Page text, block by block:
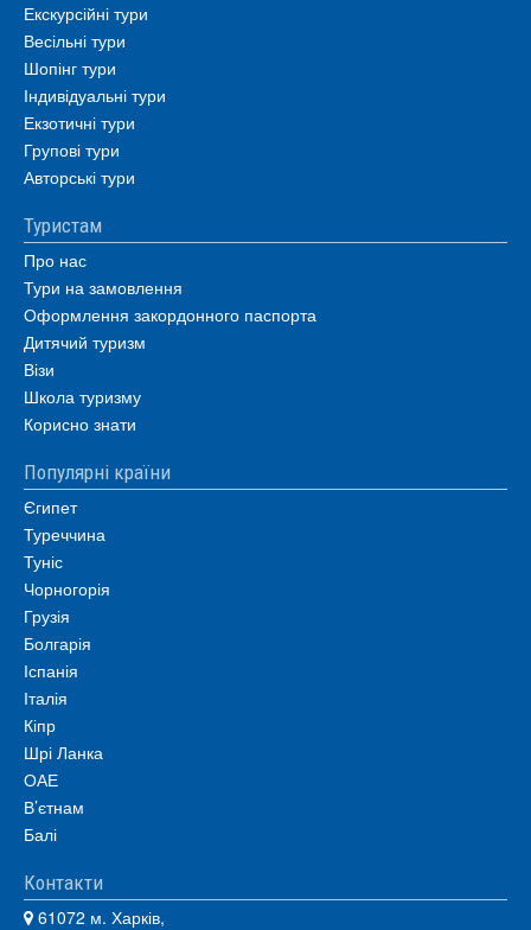
Екскурсійні тури
Весільні тури
Шопінг тури
Індивідуальні тури
Екзотичні тури
Групові тури
Авторські тури
Туристам
Про нас
Тури на замовлення
Оформлення закордонного паспорта
Дитячий туризм
Візи
Школа туризму
Корисно знати
Популярні країни
Єгипет
Туреччина
Туніс
Чорногорія
Грузія
Болгарія
Іспанія
Італія
Кіпр
Шрі Ланка
ОАЕ
В’єтнам
Балі
Контакти
61072 м. Харків,